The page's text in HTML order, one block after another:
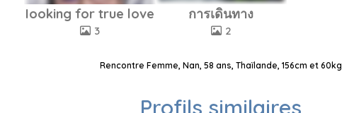
Iooking for true love
3
การเดินทาง
2
Rencontre Femme, Nan, 58 ans, Thaïlande, 156cm et 60kg
Profils similaires